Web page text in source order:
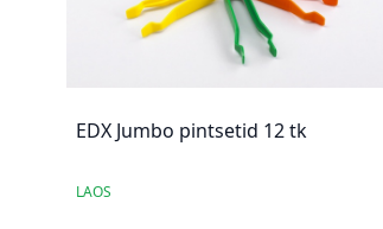
EDX Jumbo pintsetid 12 tk
LAOS